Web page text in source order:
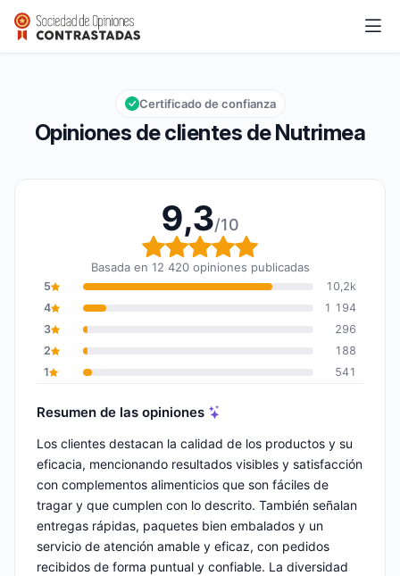
Nutrimea
Calificación global: 9,3 de 10
9,3/10
Opiniones de clientes de Nutrimea
Certificado de confianza
9,3/10
Calificación global: 9,3
Basada en 12 420 opiniones publicadas
5
10,2k
4
1 194
3
296
2
188
1
541
Resumen de las opiniones
Los clientes destacan la calidad de los productos y su
eficacia, mencionando resultados visibles y satisfacción
con complementos alimenticios que son fáciles de
tragar y que cumplen con lo descrito. También señalan
entregas rápidas, paquetes bien embalados y un
servicio de atención amable y eficaz, con pedidos
recibidos de forma puntual y confiable. La diversidad